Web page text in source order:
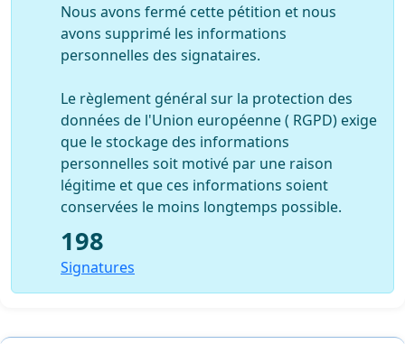
Nous avons fermé cette pétition et nous
avons supprimé les informations
personnelles des signataires.
Le règlement général sur la protection des
données de l'Union européenne ( RGPD) exige
que le stockage des informations
personnelles soit motivé par une raison
légitime et que ces informations soient
conservées le moins longtemps possible.
198
Signatures